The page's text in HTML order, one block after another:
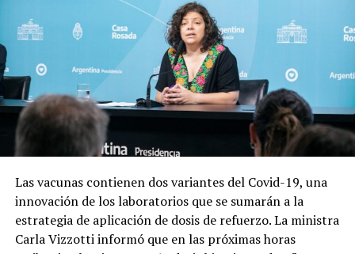
Las vacunas contienen dos variantes del Covid-19, una
innovación de los laboratorios que se sumarán a la
estrategia de aplicación de dosis de refuerzo. La ministra
Carla Vizzotti informó que en las próximas horas